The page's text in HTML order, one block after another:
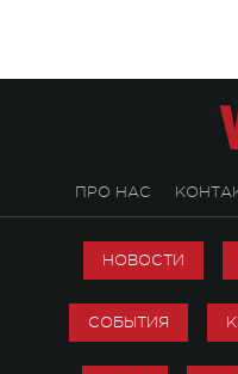
ПРО НАС
НОВОСТИ
СОБЫТИЯ